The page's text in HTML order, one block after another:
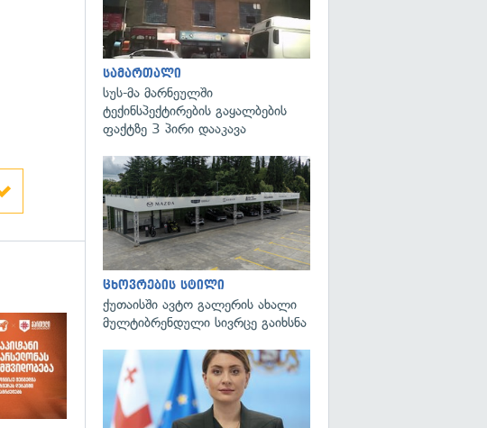
სამართალი
სუს-მა მარნეულში
ტექინსპექტირების გაყალბების
ფაქტზე 3 პირი დააკავა
ცხოვრების სტილი
ქუთაისში ავტო გალერის ახალი
მულტიბრენდული სივრცე გაიხსნა